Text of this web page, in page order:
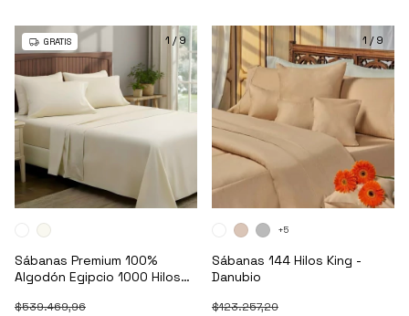
1 /9
GRATIS
Sábanas Premium 100%
Algodón Egipcio 1000 Hilos
$539.469,96
1 /9
Sábanas 144 Hilos King -
Danubio
$123.257,20
+5